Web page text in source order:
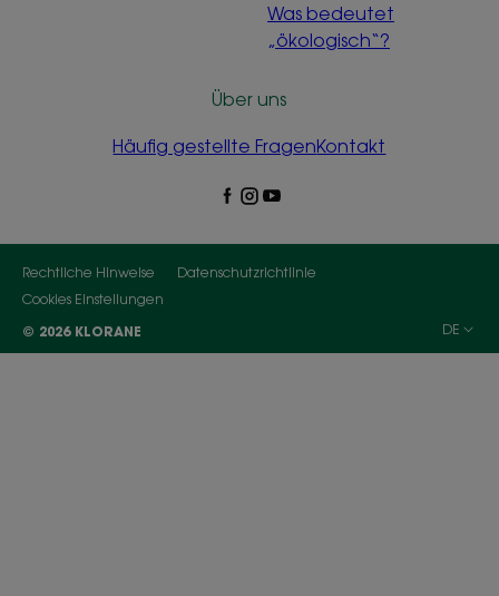
Was bedeutet
„ökologisch“?
Über uns
Häufig gestellte FragenKontakt
Rechtliche Hinweise
Datenschutzrichtlinie
Cookies Einstellungen
© 2026 KLORANE
DE